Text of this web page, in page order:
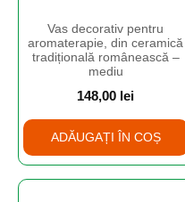
Vas decorativ pentru
aromaterapie, din ceramică
tradițională românească –
mediu
148,00 lei
ADĂUGAȚI ÎN COȘ